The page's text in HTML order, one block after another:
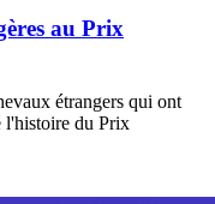
au Prix
étrangers qui ont
l'histoire du Prix